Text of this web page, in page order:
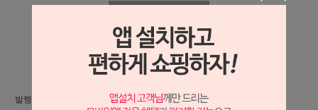
상세 정보를 확대해 보실 수 있습니다.
발행일: 2007.08.17, 156p, 칼라인쇄,